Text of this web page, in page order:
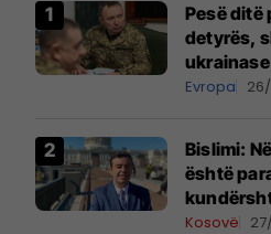
Pesë ditë
detyrës,
madh
Evropa
Bislimi:
është
Kosovë